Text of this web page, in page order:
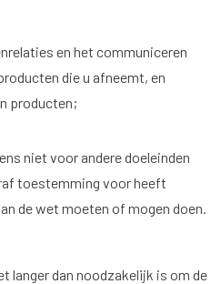
en het communiceren
die u afneemt, en
producten;
niet voor andere doeleinden
toestemming voor heeft
de wet moeten of mogen doen.
langer dan noodzakelijk is om de